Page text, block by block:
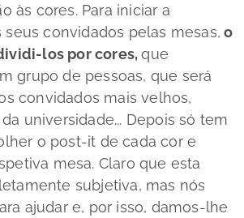
às cores. Para iniciar a
convidados pelas mesas, o
los por cores,que
grupo de pessoas, que será
convidados mais velhos,
universidade... Depois só tem
o post-it de cada cor e
mesa. Claro que esta
subjetiva, mas nós
ajudar e, por isso, damos-lhe